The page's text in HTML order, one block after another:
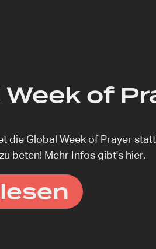
of
die Global Week of Prayer
beten! Mehr Infos gibt's hier.